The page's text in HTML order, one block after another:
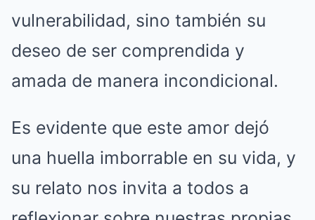
vulnerabilidad, sino también su
deseo de ser comprendida y
amada de manera incondicional.
Es evidente que este amor dejó
una huella imborrable en su vida, y
su relato nos invita a todos a